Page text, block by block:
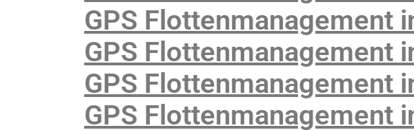
GPS Flottenmanagement
GPS Flottenmanagement
GPS Flottenmanagement
GPS Flottenmanagement